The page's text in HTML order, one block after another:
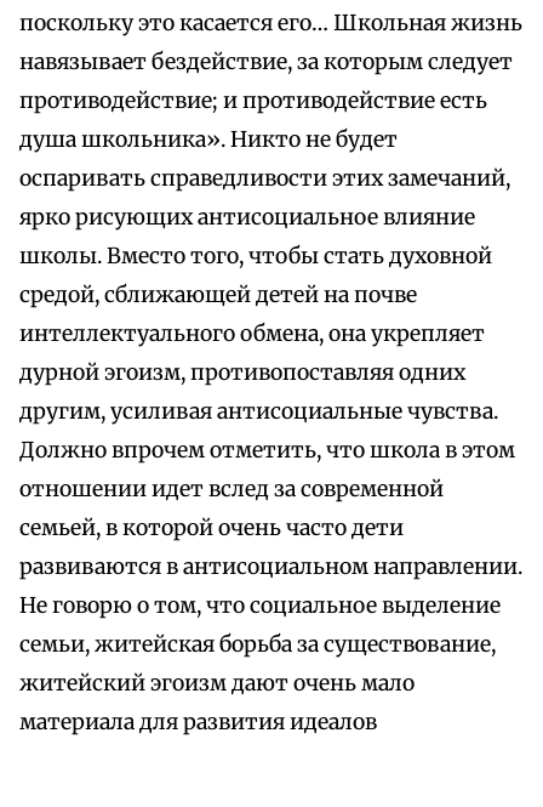
поскольку это касается его… Школьная жизнь
навязывает бездействие, за которым следует
противодействие; и противодействие есть
душа школьника». Никто не будет
оспаривать справедливости этих замечаний,
ярко рисующих антисоциальное влияние
школы. Вместо того, чтобы стать духовной
средой, сближающей детей на почве
интеллектуального обмена, она укрепляет
дурной эгоизм, противопоставляя одних
другим, усиливая антисоциальные чувства.
Должно впрочем отметить, что школа в этом
отношении идет вслед за современной
семьей, в которой очень часто дети
развиваются в антисоциальном направлении.
Не говорю о том, что социальное выделение
семьи, житейская борьба за существование,
житейский эгоизм дают очень мало
материала для развития идеалов